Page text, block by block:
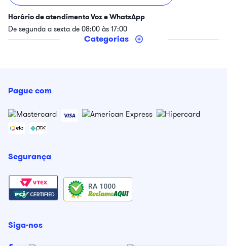
Horário de atendimento Voz e WhatsApp
De segunda a sexta de 08:00 às 17:00
Categorias
Pague com
Segurança
RA 1000
Siga-nos